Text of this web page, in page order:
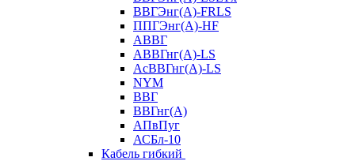
ВВГЭнг(А)-FRLS
ППГЭнг(А)-HF
АВВГ
АВВГнг(А)-LS
АсВВГнг(А)-LS
NYM
ВВГ
ВВГнг(А)
АПвПуг
АСБл-10
Кабель гибкий